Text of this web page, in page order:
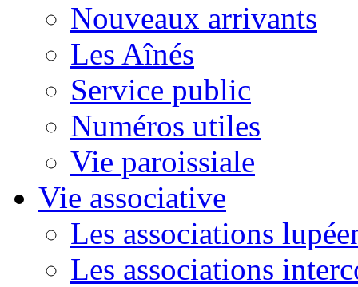
Nouveaux arrivants
Les Aînés
Service public
Numéros utiles
Vie paroissiale
Vie associative
Les associations
Les associations